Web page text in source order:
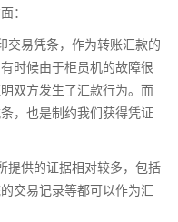
：
交易凭条，作为转账汇款的
时候由于柜员机的故障很
双方发生了汇款行为。而
，也是制约我们获得凭证
提供的证据相对较多，包括
交易记录等都可以作为汇